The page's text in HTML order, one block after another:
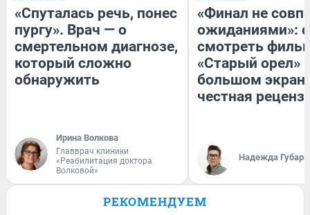
«Спуталась речь, понес
пургу». Врач — о
смертельном диагнозе,
который сложно
обнаружить
Ирина Волкова
Главврач клиники
«Реабилитация доктора
Волковой»
«Финал не
ожиданиями»:
смотреть
«Старый орел»
большом
честная
Надежда Губарь
РЕКОМЕНДУЕМ